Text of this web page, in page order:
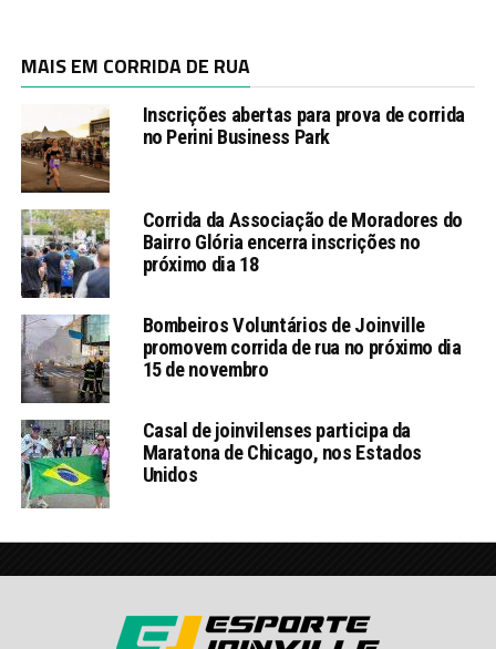
MAIS EM CORRIDA DE RUA
Inscrições abertas para prova de corrida
no Perini Business Park
Corrida da Associação de Moradores do
Bairro Glória encerra inscrições no
próximo dia 18
Bombeiros Voluntários de Joinville
promovem corrida de rua no próximo dia
15 de novembro
Casal de joinvilenses participa da
Maratona de Chicago, nos Estados
Unidos